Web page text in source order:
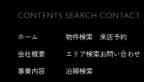
ホーム
会社概要
事業内容
物件検索
エリア検索
沿線検索
来店予約
お問い合わせ